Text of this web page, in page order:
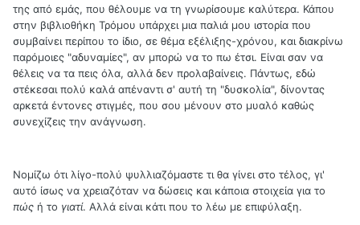
της από εμάς, που θέλουμε να τη γνωρίσουμε καλύτερα. Κάπου
στην βιβλιοθήκη Τρόμου υπάρχει μια παλιά μου ιστορία που
συμβαίνει περίπου το ίδιο, σε θέμα εξέλιξης-χρόνου, και διακρίνω
παρόμοιες "αδυναμίες", αν μπορώ να το πω έτσι. Είναι σαν να
θέλεις να τα πεις όλα, αλλά δεν προλαβαίνεις. Πάντως, εδώ
στέκεσαι πολύ καλά απέναντι σ' αυτή τη "δυσκολία", δίνοντας
αρκετά έντονες στιγμές, που σου μένουν στο μυαλό καθώς
συνεχίζεις την ανάγνωση.
Νομίζω ότι λίγο-πολύ ψυλλιαζόμαστε τι θα γίνει στο τέλος, γι'
αυτό ίσως να χρειαζόταν να δώσεις και κάποια στοιχεία για το
πώς ή το γιατί. Αλλά είναι κάτι που το λέω με επιφύλαξη.